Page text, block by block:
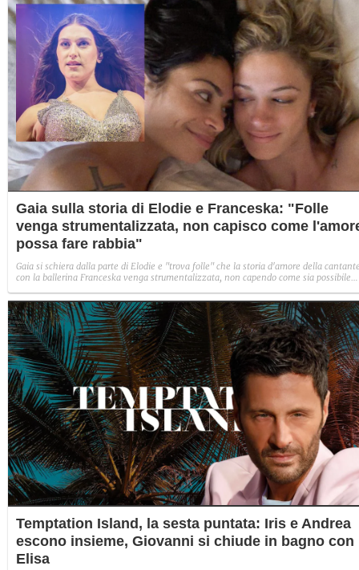
Gaia sulla storia di Elodie e Franceska: "Folle
venga strumentalizzata, non capisco come
possa fare rabbia"
Gaia si schiera dalla parte di Elodie e "trova folle" che la storia d'amore della
con la ballerina Franceska venga strumentalizzata, non capendo come sia possibile
Temptation Island, la sesta puntata: Iris e Andrea
escono insieme, Giovanni si chiude in bagno con
Elisa